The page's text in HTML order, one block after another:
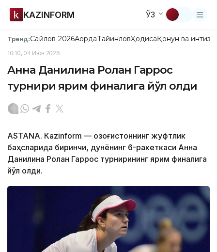
KAZINFORM ЎЗ
Тренд:Сайлов-2026АқордаТайинловҲодисаҚонун ва
10:10, 04 Июн 2026
Анна Данилина Ролан Гаррос
турнири ярим финалига йўл олди
ASTANА. Кazinform — Қозоғистоннинг жуфтлик
баҳсларида биринчи, дунёнинг 6-ракеткаси Анна
Данилина Ролан Гаррос турнирининг ярим финалига
йўл олди.